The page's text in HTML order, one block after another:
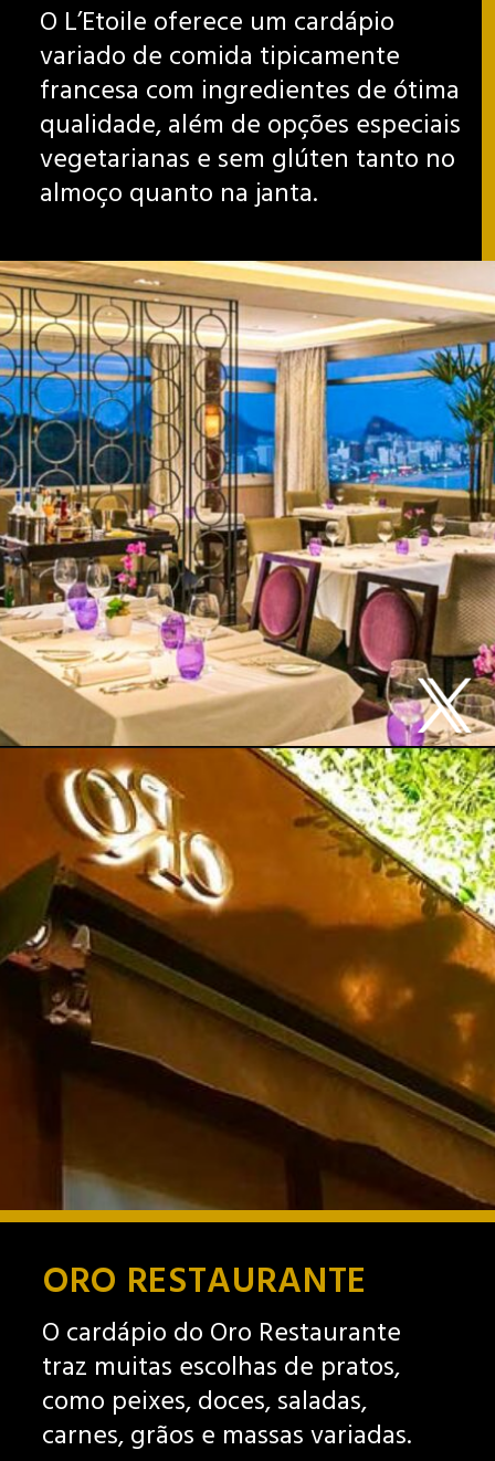
O L’Etoile oferece um cardápio
variado de comida tipicamente
francesa com ingredientes de ótima
qualidade, além de opções especiais
vegetarianas e sem glúten tanto no
almoço quanto na janta.
ORO RESTAURANTE
O cardápio do Oro Restaurante
traz muitas escolhas de pratos,
como peixes, doces, saladas,
carnes, grãos e massas variadas.